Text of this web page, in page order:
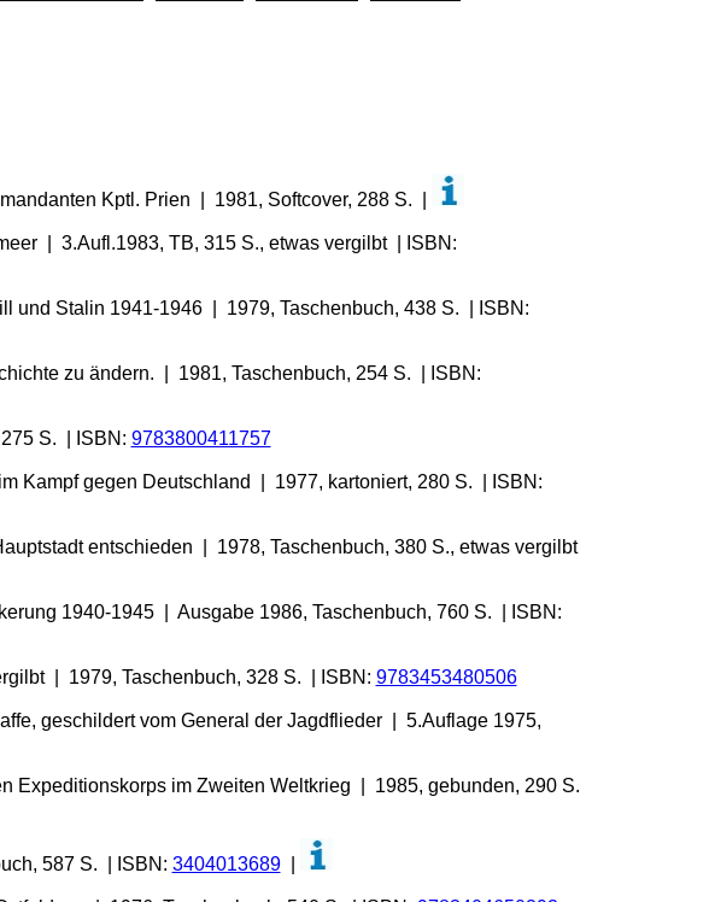
Kptl. Prien | 1981, Softcover, 288 S. |
| 3.Aufl.1983, TB, 315 S., etwas vergilbt | ISBN:
und Stalin 1941-1946 | 1979, Taschenbuch, 438 S. | ISBN:
zu ändern. | 1981, Taschenbuch, 254 S. | ISBN:
S. | ISBN: 9783800411757
Kampf gegen Deutschland | 1977, kartoniert, 280 S. | ISBN:
entschieden | 1978, Taschenbuch, 380 S., etwas vergilbt
1940-1945 | Ausgabe 1986, Taschenbuch, 760 S. | ISBN:
| 1979, Taschenbuch, 328 S. | ISBN: 9783453480506
geschildert vom General der Jagdflieder | 5.Auflage 1975,
Expeditionskorps im Zweiten Weltkrieg | 1985, gebunden, 290 S.
587 S. | ISBN: 3404013689|